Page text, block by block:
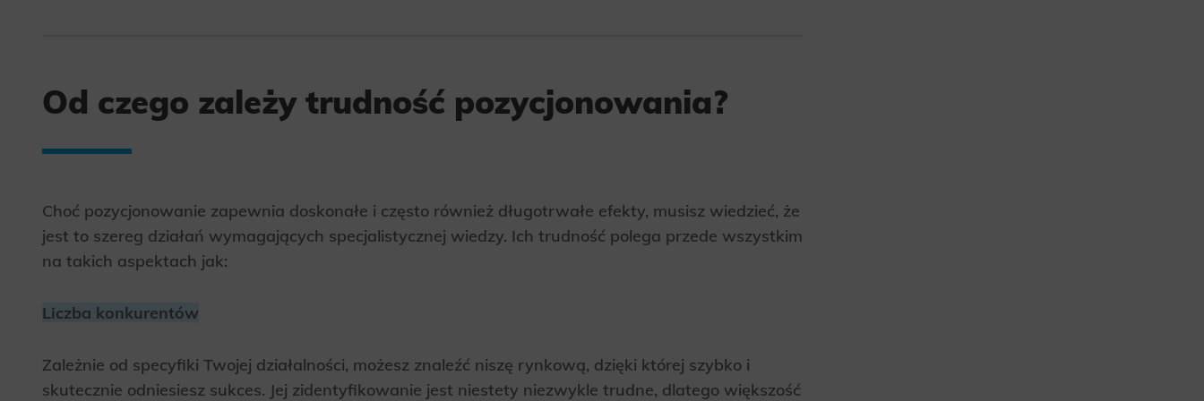
Od czego zależy trudność pozycjonowania?
Choć pozycjonowanie zapewnia doskonałe i często również długotrwałe efekty, musisz wiedzieć, że
jest to szereg działań wymagających specjalistycznej wiedzy. Ich trudność polega przede wszystkim
na takich aspektach jak:
Liczba konkurentów
Zależnie od specyfiki Twojej działalności, możesz znaleźć niszę rynkową, dzięki której szybko i
skutecznie odniesiesz sukces. Jej zidentyfikowanie jest niestety niezwykle trudne, dlatego większość